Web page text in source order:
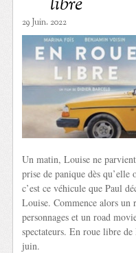
29 Juin. 2022
Un matin, Louise ne
prise de panique dès
c’est ce véhicule que Paul
Louise. Commence alors
personnages et un road
spectateurs. En roue libre
juin.